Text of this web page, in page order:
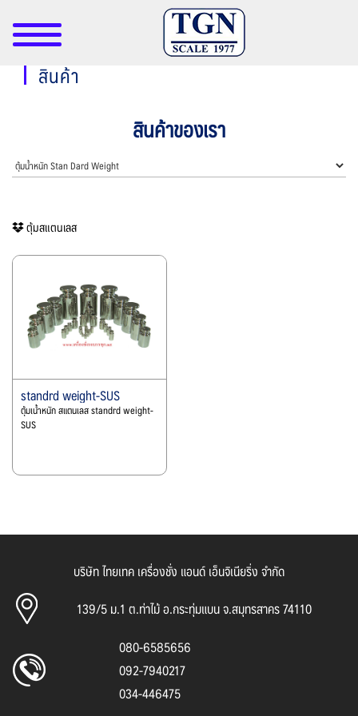
สินค้า
สินค้าของเรา
ตุ้มสแตนเลส
standrd weight-SUS
ตุ้มเน้ำหนัก สแตนเลส standrd weight-
SUS
บริษัท ไทยเทค เครื่องชั่ง แอนด์ เอ็นจิเนียริ่ง จำกัด
139/5 ม.1 ต.ท่าไม้ อ.กระทุ่มแบน จ.สมุทรสาคร 74110
080-6585656
092-7940217
034-446475